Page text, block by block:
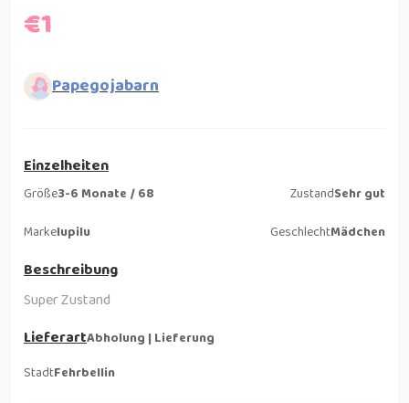
€1
Papegojabarn
Einzelheiten
Größe3-6 Monate / 68 ZustandSehr gut
Markelupilu GeschlechtMädchen
Beschreibung
Super Zustand
LieferartAbholung | Lieferung
StadtFehrbellin